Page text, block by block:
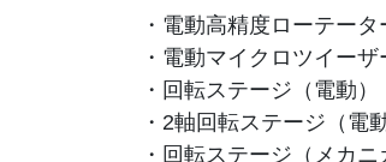
・電動高精度ローテー
・電動マイクロツイー
・回転ステージ（電動
・2軸回転ステージ（電
・回転ステージ（メカ